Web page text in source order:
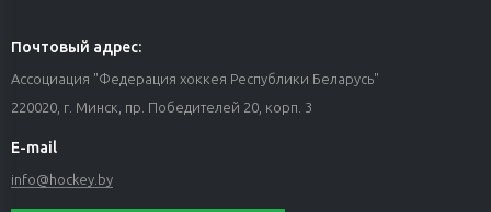
Почтовый адрес:
Ассоциация "Федерация хоккея Республики Беларусь"
220020, г. Минск, пр. Победителей 20, корп. 3
E-mail
info@hockey.by